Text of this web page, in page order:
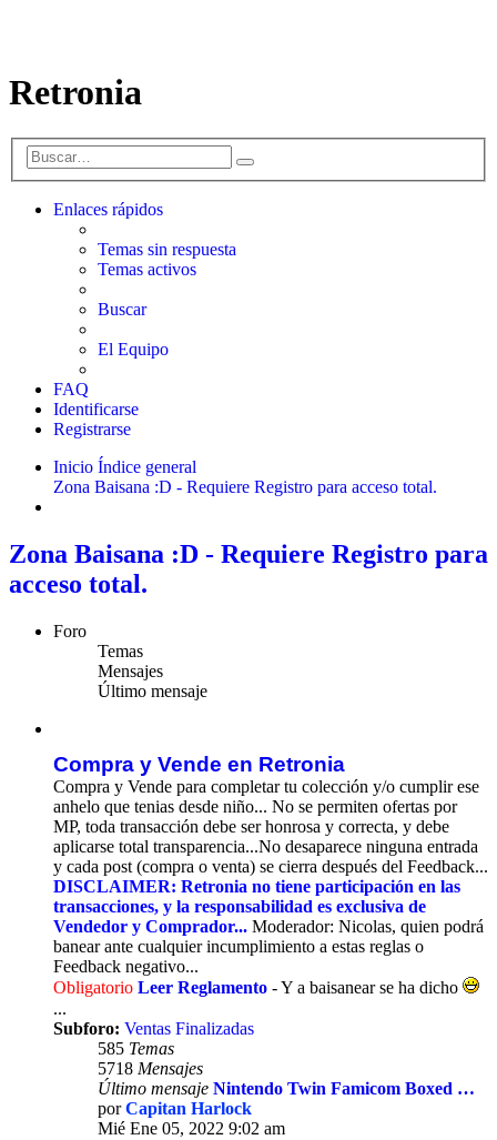
Retronia
Buscar
Enlaces rápidos
Temas sin respuesta
Temas activos
Buscar
El Equipo
FAQ
Identificarse
Registrarse
Inicio Índice general
Zona Baisana :D - Requiere Registro para acceso total.
Zona Baisana :D - Requiere Registro para
acceso total.
Foro
Temas
Mensajes
Último mensaje
Compra y Vende en Retronia
Compra y Vende para completar tu colección y/o cumplir ese
anhelo que tenias desde niño... No se permiten ofertas por
MP, toda transacción debe ser honrosa y correcta, y debe
aplicarse total transparencia...No desaparece ninguna entrada
y cada post (compra o venta) se cierra después del Feedback...
DISCLAIMER: Retronia no tiene participación en las
transacciones, y la responsabilidad es exclusiva de
Vendedor y Comprador... Moderador: Nicolas, quien podrá
banear ante cualquier incumplimiento a estas reglas o
Feedback negativo...
Obligatorio Leer Reglamento - Y a baisanear se ha dicho
...
Subforo: Ventas Finalizadas
585 Temas
5718 Mensajes
Último mensaje Nintendo Twin Famicom Boxed …
porCapitan Harlock
Ver
Mié Ene 05, 2022 9:02 am